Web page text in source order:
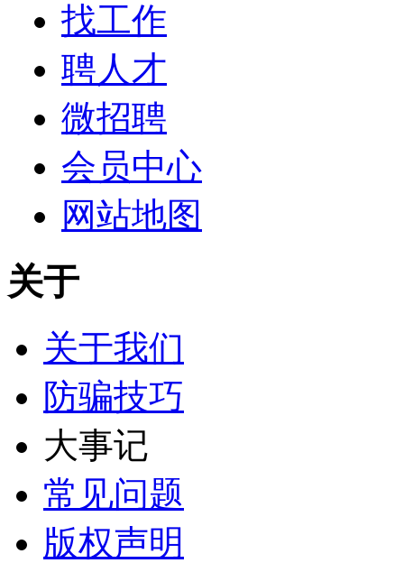
找工作
聘人才
微招聘
会员中心
网站地图
关于
关于我们
防骗技巧
大事记
常见问题
版权声明